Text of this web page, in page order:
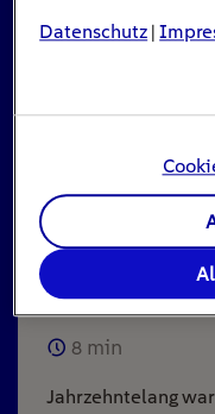
Anlagen
8 min
Jahrzehntelang
Datenschutz |